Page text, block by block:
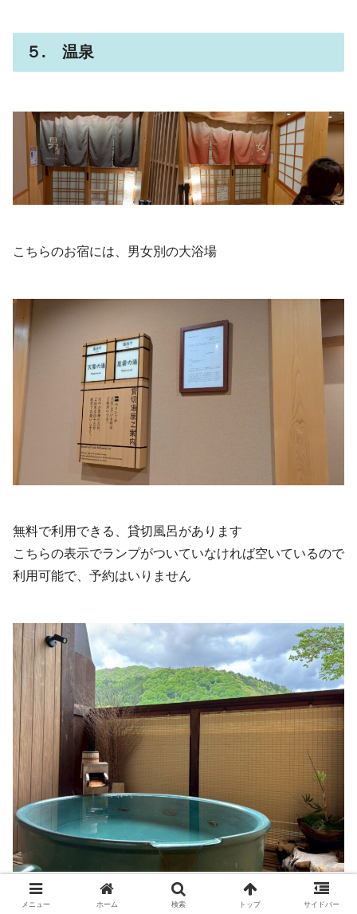
５. 温泉
こちらのお宿には、男女別の大浴場
無料で利用できる、貸切風呂があります
こちらの表示でランプがついていなければ空いているので
利用可能で、予約はいりません
メニュー ホーム 検索 トップ サイドバー